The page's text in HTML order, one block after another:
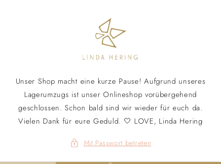
Unser Shop macht eine kurze Pause! Aufgrund unseres
Lagerumzugs ist unser Onlineshop vorübergehend
geschlossen. Schon bald sind wir wieder für euch da.
Vielen Dank für eure Geduld. 🤍 LOVE, Linda Hering
Mit Passwort betreten